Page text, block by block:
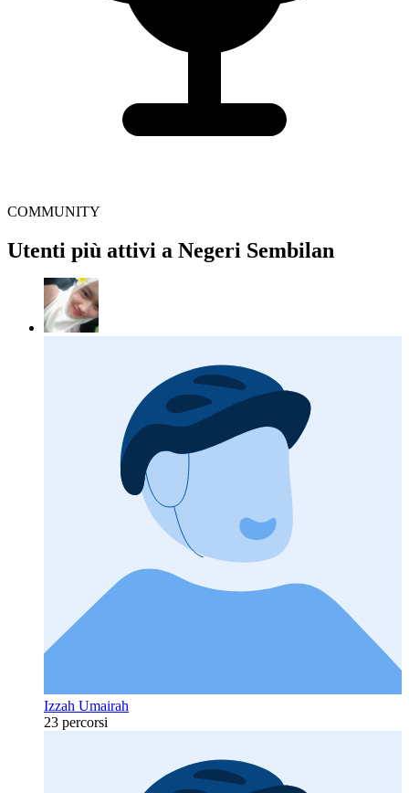
COMMUNITY
Utenti più attivi a Negeri Sembilan
Izzah Umairah
23 percorsi